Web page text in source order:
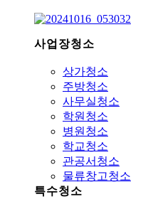
사업장청소
상가청소
주방청소
사무실청소
학원청소
병원청소
학교청소
관공서청소
물류창고청소
특수청소